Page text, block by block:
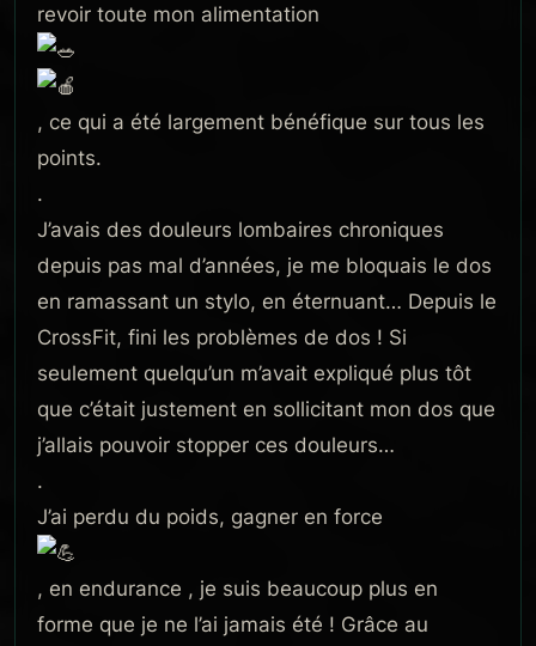
revoir toute mon alimentation
, ce qui a été largement bénéfique sur tous les
points.
.
J’avais des douleurs lombaires chroniques
depuis pas mal d’années, je me bloquais le dos
en ramassant un stylo, en éternuant… Depuis le
CrossFit, fini les problèmes de dos ! Si
seulement quelqu’un m’avait expliqué plus tôt
que c’était justement en sollicitant mon dos que
j’allais pouvoir stopper ces douleurs…
.
J’ai perdu du poids, gagner en force
, en endurance , je suis beaucoup plus en
forme que je ne l’ai jamais été ! Grâce au